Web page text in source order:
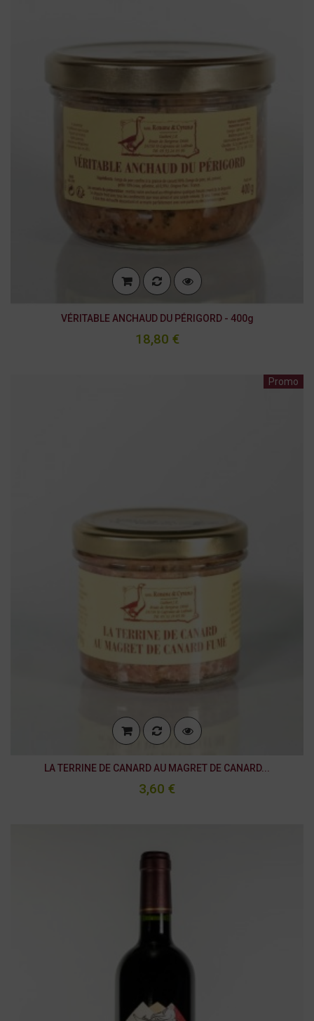
VÉRITABLE ANCHAUD DU PÉRIGORD - 400g
18,80 €
Promo
LA TERRINE DE CANARD AU MAGRET DE CANARD...
3,60 €